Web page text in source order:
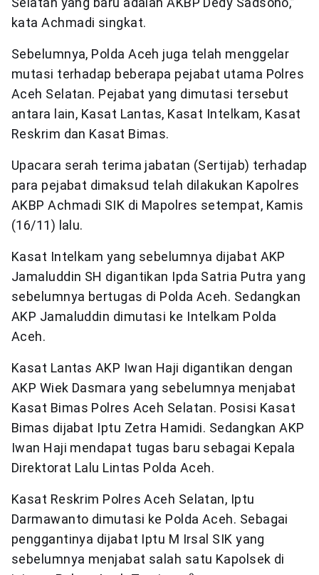
kata Achmadi singkat.
Sebelumnya, Polda Aceh juga telah menggelar
mutasi terhadap beberapa pejabat utama Polres
Aceh Selatan. Pejabat yang dimutasi tersebut
antara lain, Kasat Lantas, Kasat Intelkam, Kasat
Reskrim dan Kasat Bimas.
Upacara serah terima jabatan (Sertijab) terhadap
para pejabat dimaksud telah dilakukan Kapolres
AKBP Achmadi SIK di Mapolres setempat, Kamis
(16/11) lalu.
Kasat Intelkam yang sebelumnya dijabat AKP
Jamaluddin SH digantikan Ipda Satria Putra yang
sebelumnya bertugas di Polda Aceh. Sedangkan
AKP Jamaluddin dimutasi ke Intelkam Polda
Aceh.
Kasat Lantas AKP Iwan Haji digantikan dengan
AKP Wiek Dasmara yang sebelumnya menjabat
Kasat Bimas Polres Aceh Selatan. Posisi Kasat
Bimas dijabat Iptu Zetra Hamidi. Sedangkan AKP
Iwan Haji mendapat tugas baru sebagai Kepala
Direktorat Lalu Lintas Polda Aceh.
Kasat Reskrim Polres Aceh Selatan, Iptu
Darmawanto dimutasi ke Polda Aceh. Sebagai
penggantinya dijabat Iptu M Irsal SIK yang
sebelumnya menjabat salah satu Kapolsek di